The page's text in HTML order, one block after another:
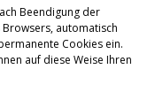
Beendigung der
automatisch
Cookies ein.
auf diese Weise Ihren